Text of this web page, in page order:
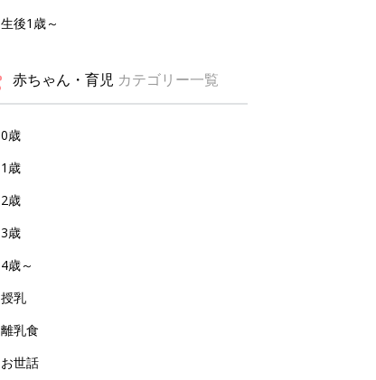
生後1歳～
赤ちゃん・育児 カテゴリー一覧
0歳
1歳
2歳
3歳
4歳～
授乳
離乳食
お世話